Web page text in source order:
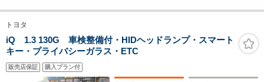
トヨタ
iQ 1.3 130G 車検整備付・HIDヘッドランプ・スマート
キー・プライバシーガラス・ETC
販売店保証 購入プラン付